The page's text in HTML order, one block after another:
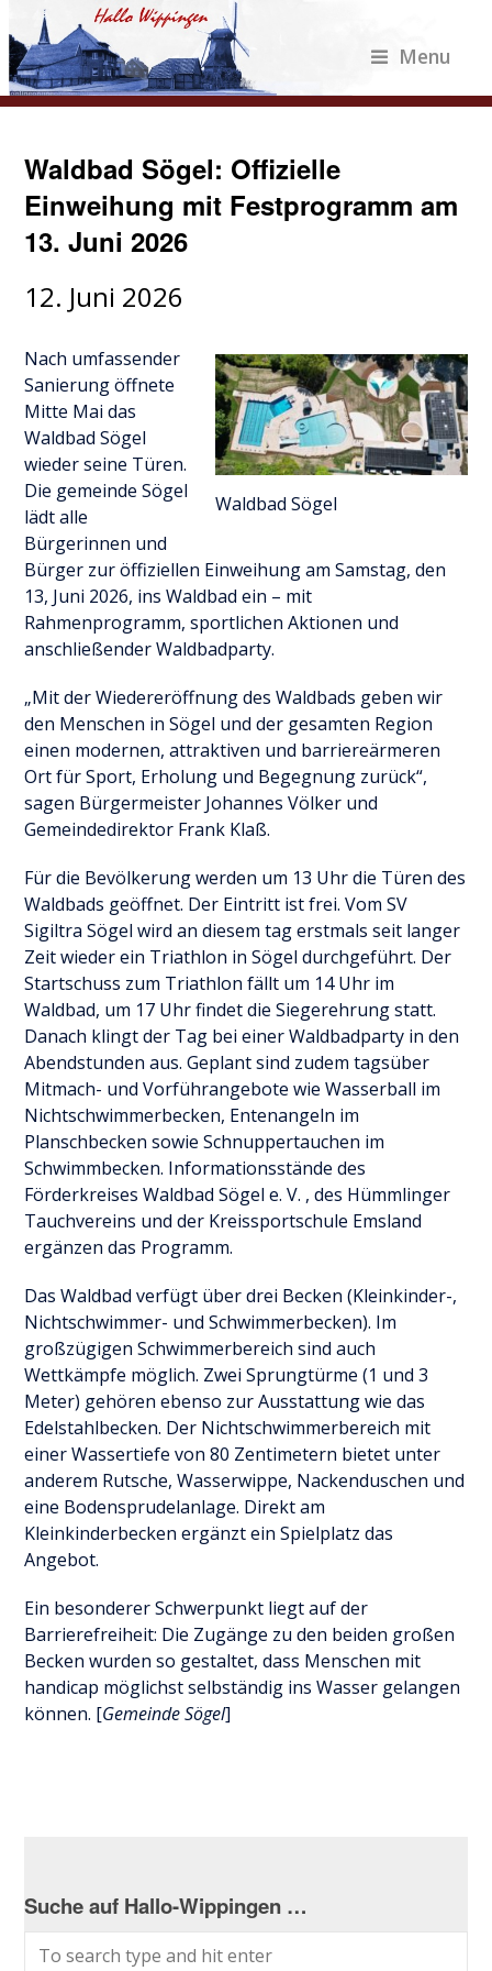
Menu
Waldbad Sögel: Offizielle
Einweihung mit Festprogramm am
13. Juni 2026
12. Juni 2026
Waldbad Sögel
Nach umfassender
Sanierung öffnete
Mitte Mai das
Waldbad Sögel
wieder seine Türen.
Die gemeinde Sögel
lädt alle
Bürgerinnen und
Bürger zur öffiziellen Einweihung am Samstag, den
13, Juni 2026, ins Waldbad ein – mit
Rahmenprogramm, sportlichen Aktionen und
anschließender Waldbadparty.
„Mit der Wiedereröffnung des Waldbads geben wir
den Menschen in Sögel und der gesamten Region
einen modernen, attraktiven und barriereärmeren
Ort für Sport, Erholung und Begegnung zurück“,
sagen Bürgermeister Johannes Völker und
Gemeindedirektor Frank Klaß.
Für die Bevölkerung werden um 13 Uhr die Türen des
Waldbads geöffnet. Der Eintritt ist frei. Vom SV
Sigiltra Sögel wird an diesem tag erstmals seit langer
Zeit wieder ein Triathlon in Sögel durchgeführt. Der
Startschuss zum Triathlon fällt um 14 Uhr im
Waldbad, um 17 Uhr findet die Siegerehrung statt.
Danach klingt der Tag bei einer Waldbadparty in den
Abendstunden aus. Geplant sind zudem tagsüber
Mitmach- und Vorführangebote wie Wasserball im
Nichtschwimmerbecken, Entenangeln im
Planschbecken sowie Schnuppertauchen im
Schwimmbecken. Informationsstände des
Förderkreises Waldbad Sögel e. V. , des Hümmlinger
Tauchvereins und der Kreissportschule Emsland
ergänzen das Programm.
Das Waldbad verfügt über drei Becken (Kleinkinder-,
Nichtschwimmer- und Schwimmerbecken). Im
großzügigen Schwimmerbereich sind auch
Wettkämpfe möglich. Zwei Sprungtürme (1 und 3
Meter) gehören ebenso zur Ausstattung wie das
Edelstahlbecken. Der Nichtschwimmerbereich mit
einer Wassertiefe von 80 Zentimetern bietet unter
anderem Rutsche, Wasserwippe, Nackenduschen und
eine Bodensprudelanlage. Direkt am
Kleinkinderbecken ergänzt ein Spielplatz das
Angebot.
Ein besonderer Schwerpunkt liegt auf der
Barrierefreiheit: Die Zugänge zu den beiden großen
Becken wurden so gestaltet, dass Menschen mit
handicap möglichst selbständig ins Wasser gelangen
können. [Gemeinde Sögel]
Suche auf Hallo-Wippingen …